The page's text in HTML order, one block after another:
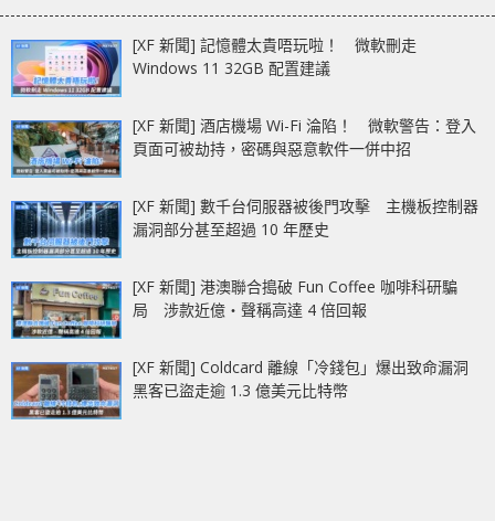
[XF 新聞] 記憶體太貴唔玩啦！ 微軟刪走
Windows 11 32GB 配置建議
[XF 新聞] 酒店機場 Wi-Fi 淪陷！ 微軟警告：登入
頁面可被劫持，密碼與惡意軟件一併中招
[XF 新聞] 數千台伺服器被後門攻擊 主機板控制器
漏洞部分甚至超過 10 年歷史
[XF 新聞] 港澳聯合搗破 Fun Coffee 咖啡科研騙
局 涉款近億‧聲稱高達 4 倍回報
[XF 新聞] Coldcard 離線「冷錢包」爆出致命漏洞
黑客已盜走逾 1.3 億美元比特幣